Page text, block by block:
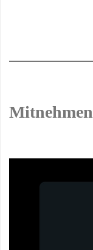
Mitnehmen